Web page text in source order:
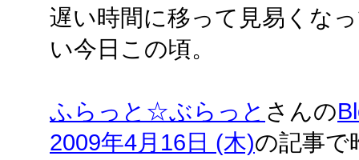
遅い時間に移って見易くな
い今日この頃。
ふらっと☆ぶらっと さんの
2009年4月16日 (木)の記事で